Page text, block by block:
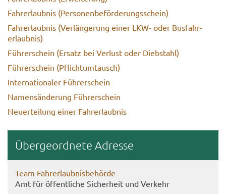
Fahr­erlaub­nis (Per­so­nen­be­för­de­rungs­schein)
Fahr­erlaub­nis (Ver­län­ge­rung einer LKW- oder Bus­fahr­
erlaub­nis)
Füh­rer­schein (Er­satz bei Ver­lust oder Dieb­stahl)
Füh­rer­schein (Pflicht­um­tausch)
In­ter­na­tio­na­ler Füh­rer­schein
Na­mens­än­de­rung Füh­rer­schein
Neu­er­tei­lung einer Fahr­erlaub­nis
Über­ge­ord­ne­te Adres­se
Team Fahr­erlaub­nis­be­hör­de
Amt für öf­fent­li­che Si­cher­heit und Ver­kehr